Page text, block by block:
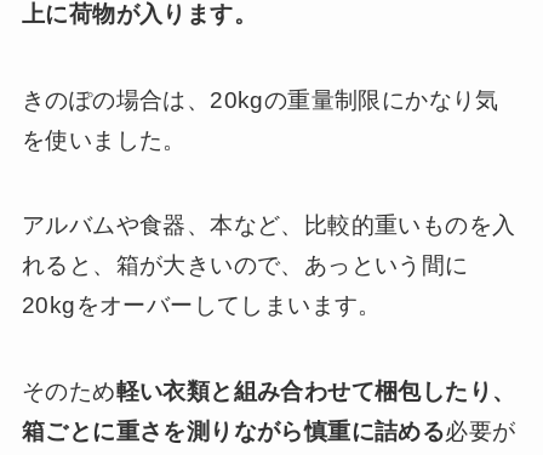
上に荷物が入ります。
きのぽの場合は、20kgの重量制限にかなり気
を使いました。
アルバムや食器、本など、比較的重いものを入
れると、箱が大きいので、あっという間に
20kgをオーバーしてしまいます。
そのため軽い衣類と組み合わせて梱包したり、
箱ごとに重さを測りながら慎重に詰める必要が